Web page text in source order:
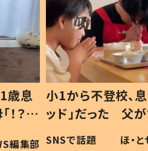
歳息
？」
編集部
小1から不登校、
ッド」だった 父
作り続ける理由
SNSで話題 ほ・